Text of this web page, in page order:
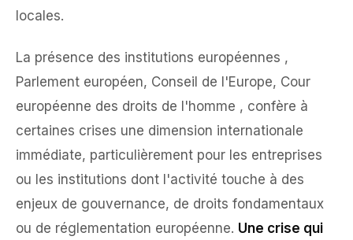
locales.
La présence des institutions européennes ,
Parlement européen, Conseil de l'Europe, Cour
européenne des droits de l'homme , confère à
certaines crises une dimension internationale
immédiate, particulièrement pour les entreprises
ou les institutions dont l'activité touche à des
enjeux de gouvernance, de droits fondamentaux
ou de réglementation européenne. Une crise qui